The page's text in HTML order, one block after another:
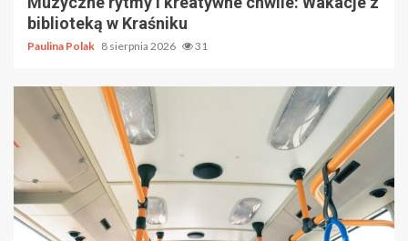
biblioteką w Kraśniku
Paulina Polak 8 sierpnia 2026 31